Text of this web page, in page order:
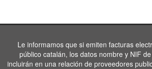
Le informamos que si emiten facturas
público catalán, los datos nombre y NIF
incluirán en una relación de proveedores